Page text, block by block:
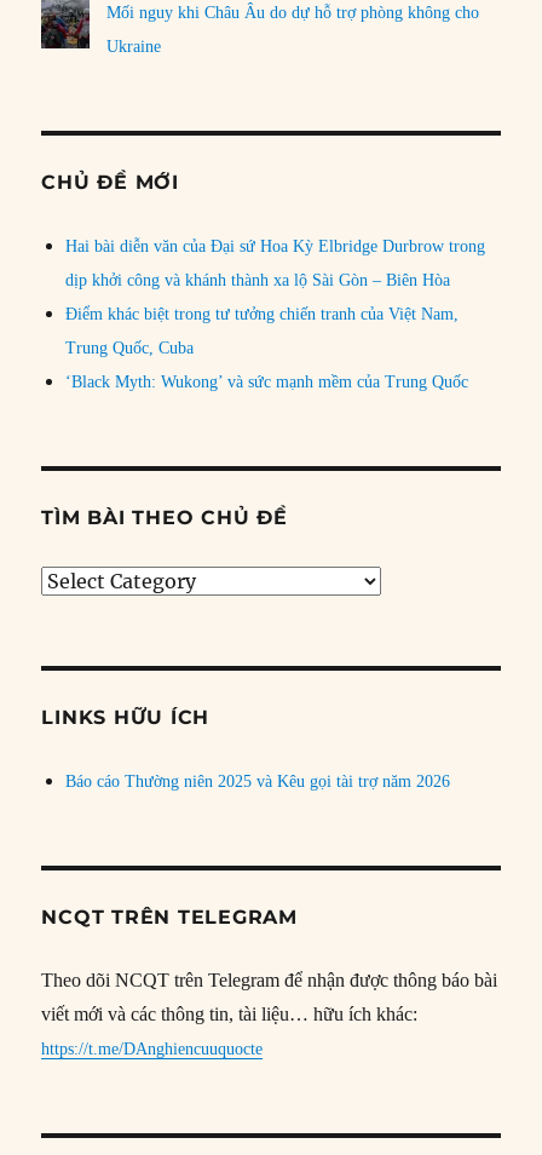
Mối nguy khi Châu Âu do dự hỗ trợ phòng không cho
Ukraine
CHỦ ĐỀ MỚI
Hai bài diễn văn của Đại sứ Hoa Kỳ Elbridge Durbrow trong
dịp khởi công và khánh thành xa lộ Sài Gòn – Biên Hòa
Điểm khác biệt trong tư tưởng chiến tranh của Việt Nam,
Trung Quốc, Cuba
‘Black Myth: Wukong’ và sức mạnh mềm của Trung Quốc
TÌM BÀI THEO CHỦ ĐỀ
Tìm
đề
LINKS HỮU ÍCH
Báo cáo Thường niên 2025 và Kêu gọi tài trợ năm 2026
NCQT TRÊN TELEGRAM
Theo dõi NCQT trên Telegram để nhận được thông báo bài
viết mới và các thông tin, tài liệu… hữu ích khác:
https://t.me/DAnghiencuuquocte